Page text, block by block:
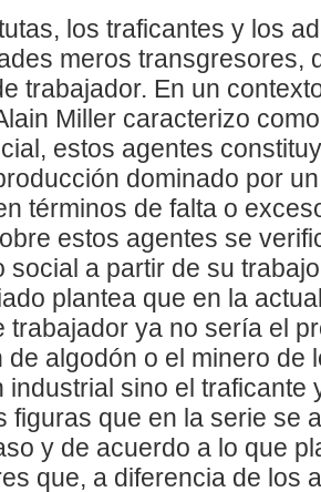
los traficantes y los
meros transgresores,
trabajador. En un
Miller caracterizo
estos agentes
dominado por
términos de falta o
estos agentes se
social a partir de su
plantea que en la
trabajador ya no sería el
de algodón o el minero de
industrial sino el traficante
figuras que en la serie se
y de acuerdo a lo que
que, a diferencia de los